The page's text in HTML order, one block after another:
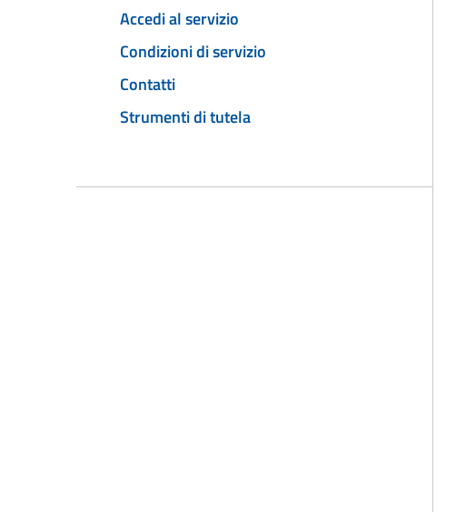
Accedi al servizio
Condizioni di servizio
Contatti
Strumenti di tutela